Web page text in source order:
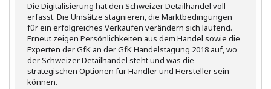
Die Digitalisierung hat den Schweizer Detailhandel voll
erfasst. Die Umsätze stagnieren, die Marktbedingungen
für ein erfolgreiches Verkaufen verändern sich laufend.
Erneut zeigen Persönlichkeiten aus dem Handel sowie die
Experten der GfK an der GfK Handelstagung 2018 auf, wo
der Schweizer Detailhandel steht und was die
strategischen Optionen für Händler und Hersteller sein
können.